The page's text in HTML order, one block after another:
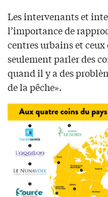
Les intervenants et
l’importance de
centres urbains et
seulement parler des
quand il y a des
de la pêche».